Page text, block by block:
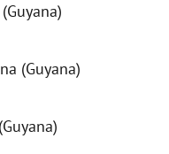
(Guyana)